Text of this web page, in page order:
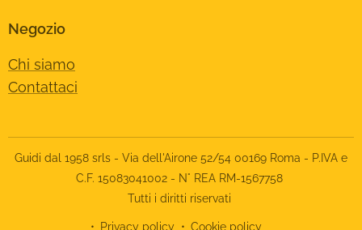
Negozio
Chi siamo
Contattaci
Guidi dal 1958 srls - Via dell'Airone 52/54 00169 Roma - P.IVA e
C.F. 15083041002 - N° REA RM-1567758
Tutti i diritti riservati
Privacy policy Cookie policy